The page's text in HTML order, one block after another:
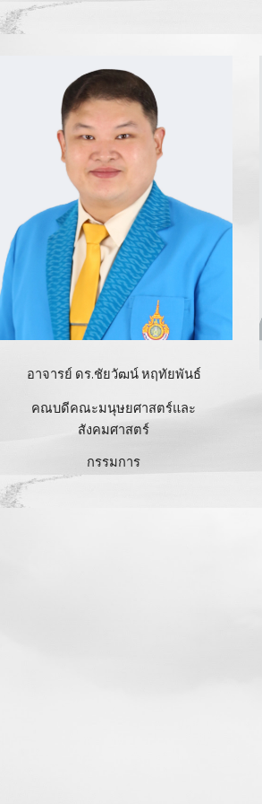
อาจารย์ ดร.ชัยวัฒน์ หฤทัยพันธ์
คณบดีคณะมนุษยศาสตร์และ
สังคมศาสตร์
กรรมการ